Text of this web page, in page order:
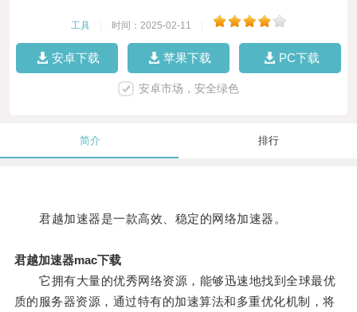
工具 时间：2025-02-11
安卓下载 苹果下载 PC下载
安卓市场，安全绿色
简介 排行
君越加速器是一款高效、稳定的网络加速器。
君越加速器mac下载
它拥有大量的优秀网络资源，能够迅速地找到全球最优
质的服务器资源，通过特有的加速算法和多重优化机制，将